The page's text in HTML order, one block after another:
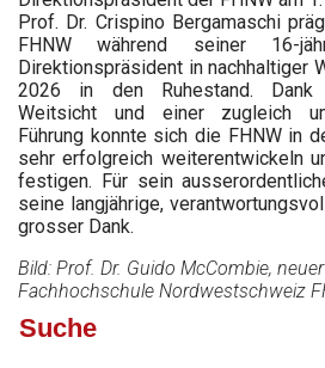
Prof. Dr. Crispino Bergamaschi
FHNW während seiner 16-
Direktionspräsident in nachhaltiger
2026 in den Ruhestand. Dank
Weitsicht und einer zugleich
Führung konnte sich die FHNW in
sehr erfolgreich weiterentwickeln
festigen. Für sein
seine langjährige,
grosser Dank.
Bild: Prof. Dr. Guido McCombie,
Fachhochschule Nordwestschweiz
Suche